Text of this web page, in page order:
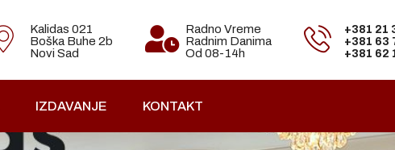
Kalidas 021
Boška Buhe 2b
Novi Sad
Radno Vreme
Radnim Danima
Od 08-14h
+381 21
+381 63
+381 62
IZDAVANJE KONTAKT